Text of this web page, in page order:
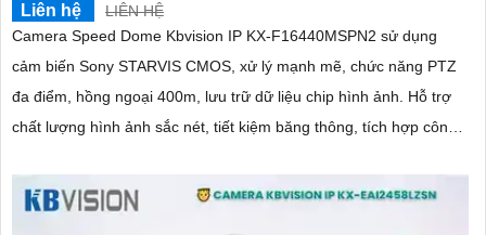
Liên hệ
LIÊN HỆ
Camera Speed Dome Kbvision IP KX-F16440MSPN2 sử dụng
cảm biến Sony STARVIS CMOS, xử lý mạnh mẽ, chức năng PTZ
đa điểm, hồng ngoại 400m, lưu trữ dữ liệu chip hình ảnh. Hỗ trợ
chất lượng hình ảnh sắc nét, tiết kiệm băng thông, tích hợp công